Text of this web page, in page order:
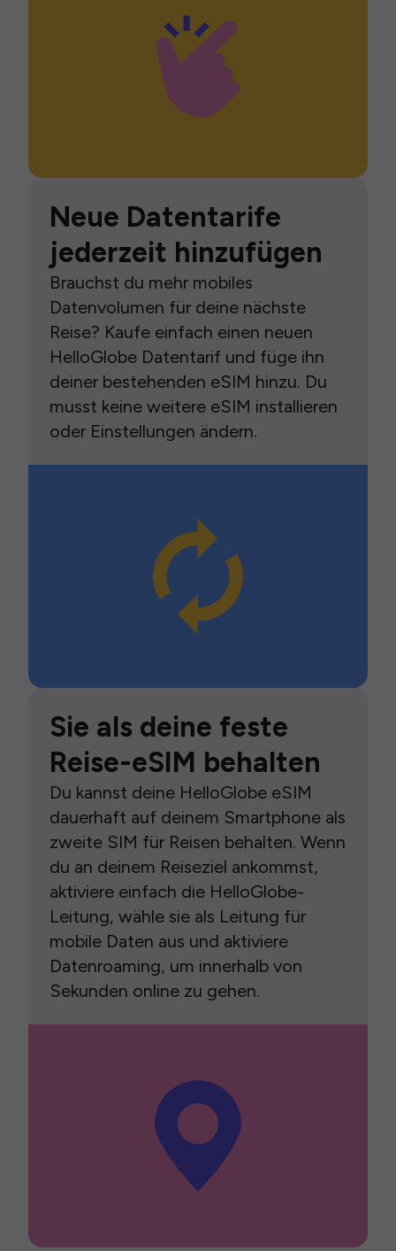
Neue Datentarife
jederzeit hinzufügen
Brauchst du mehr mobiles
Datenvolumen für deine nächste
Reise? Kaufe einfach einen neuen
HelloGlobe Datentarif und füge ihn
deiner bestehenden eSIM hinzu. Du
musst keine weitere eSIM installieren
oder Einstellungen ändern.
Sie als deine feste
Reise-eSIM behalten
Du kannst deine HelloGlobe eSIM
dauerhaft auf deinem Smartphone als
zweite SIM für Reisen behalten. Wenn
du an deinem Reiseziel ankommst,
aktiviere einfach die HelloGlobe-
Leitung, wähle sie als Leitung für
mobile Daten aus und aktiviere
Datenroaming, um innerhalb von
Sekunden online zu gehen.